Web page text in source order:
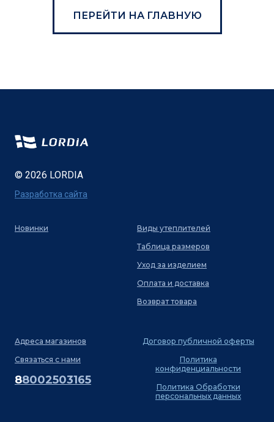
ПЕРЕЙТИ НА ГЛАВНУЮ
© 2026 LORDIA
Разработка сайта
Новинки
Виды утеплителей
Таблица размеров
Уход за изделием
Оплата и доставка
Возврат товара
Адреса магазинов
Связаться с нами
88002503165
Договор публичной оферты
Политика
конфиденциальности
Политика Обработки
персональных данных